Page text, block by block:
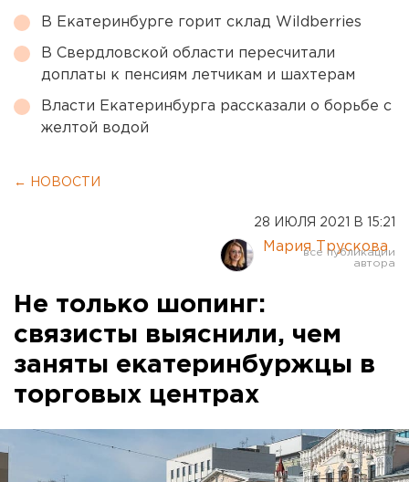
В Екатеринбурге горит склад Wildberries
В Свердловской области пересчитали
доплаты к пенсиям летчикам и шахтерам
Власти Екатеринбурга рассказали о борьбе с
желтой водой
← НОВОСТИ
28 ИЮЛЯ 2021 В 15:21
Мария Трускова
Не только шопинг:
связисты выяснили, чем
заняты екатеринбуржцы в
торговых центрах